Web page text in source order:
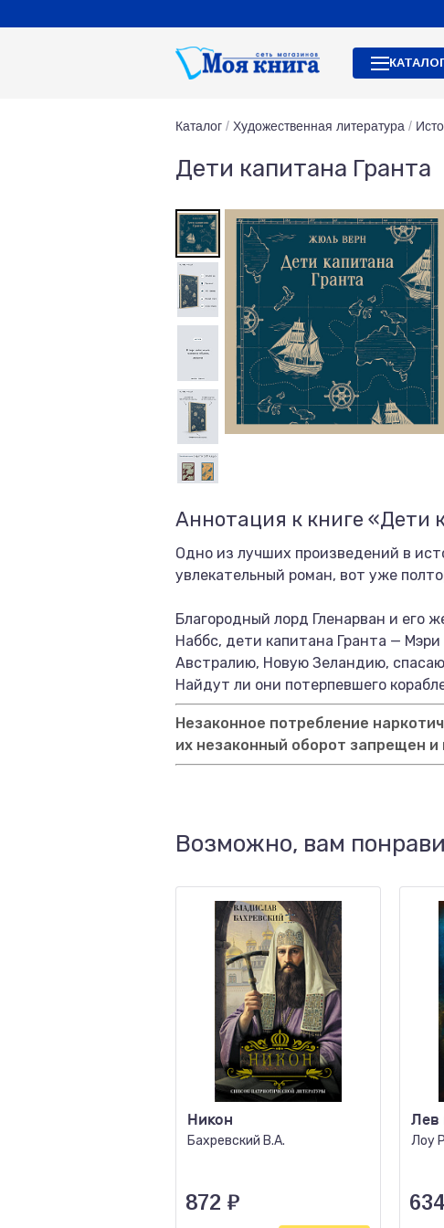
Каталог / Художественная литература /
Дети капитана Гранта
Аннотация к книге «Дети
Одно из лучших произведений в
увлекательный роман, вот уже
Благородный лорд Гленарван и его
Наббс, дети капитана Гранта —
Австралию, Новую Зеландию,
Найдут ли они потерпевшего
Незаконное потребление
их незаконный оборот запрещен и
Возможно, вам
Никон
Бахревский В.А.
872 ₽
Лев
Лоу